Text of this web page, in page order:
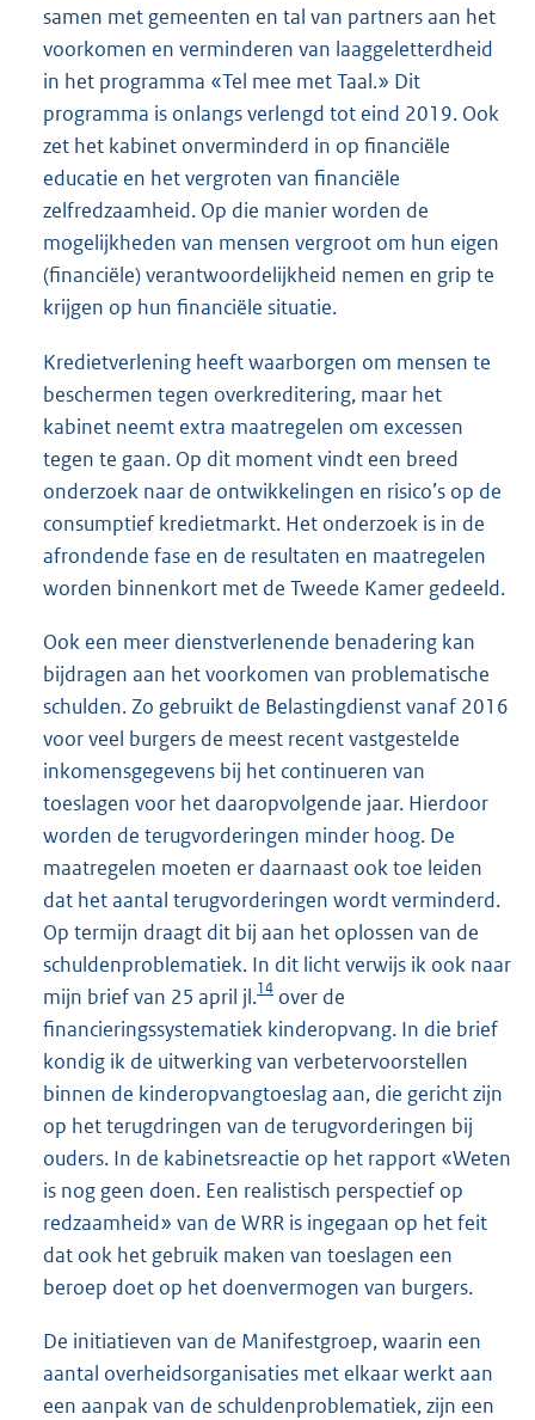
samen met gemeenten en tal van partners aan het
voorkomen en verminderen van laaggeletterdheid
in het programma «Tel mee met Taal.» Dit
programma is onlangs verlengd tot eind 2019. Ook
zet het kabinet onverminderd in op financiële
educatie en het vergroten van financiële
zelfredzaamheid. Op die manier worden de
mogelijkheden van mensen vergroot om hun eigen
(financiële) verantwoordelijkheid nemen en grip te
krijgen op hun financiële situatie.
Kredietverlening heeft waarborgen om mensen te
beschermen tegen overkreditering, maar het
kabinet neemt extra maatregelen om excessen
tegen te gaan. Op dit moment vindt een breed
onderzoek naar de ontwikkelingen en risico’s op de
consumptief kredietmarkt. Het onderzoek is in de
afrondende fase en de resultaten en maatregelen
worden binnenkort met de Tweede Kamer gedeeld.
Ook een meer dienstverlenende benadering kan
bijdragen aan het voorkomen van problematische
schulden. Zo gebruikt de Belastingdienst vanaf 2016
voor veel burgers de meest recent vastgestelde
inkomensgegevens bij het continueren van
toeslagen voor het daaropvolgende jaar. Hierdoor
worden de terugvorderingen minder hoog. De
maatregelen moeten er daarnaast ook toe leiden
dat het aantal terugvorderingen wordt verminderd.
Op termijn draagt dit bij aan het oplossen van de
schuldenproblematiek. In dit licht verwijs ik ook naar
mijn brief van 25 april jl.14 over de
financieringssystematiek kinderopvang. In die brief
kondig ik de uitwerking van verbetervoorstellen
binnen de kinderopvangtoeslag aan, die gericht zijn
op het terugdringen van de terugvorderingen bij
ouders. In de kabinetsreactie op het rapport «Weten
is nog geen doen. Een realistisch perspectief op
redzaamheid» van de WRR is ingegaan op het feit
dat ook het gebruik maken van toeslagen een
beroep doet op het doenvermogen van burgers.
De initiatieven van de Manifestgroep, waarin een
aantal overheidsorganisaties met elkaar werkt aan
een aanpak van de schuldenproblematiek, zijn een